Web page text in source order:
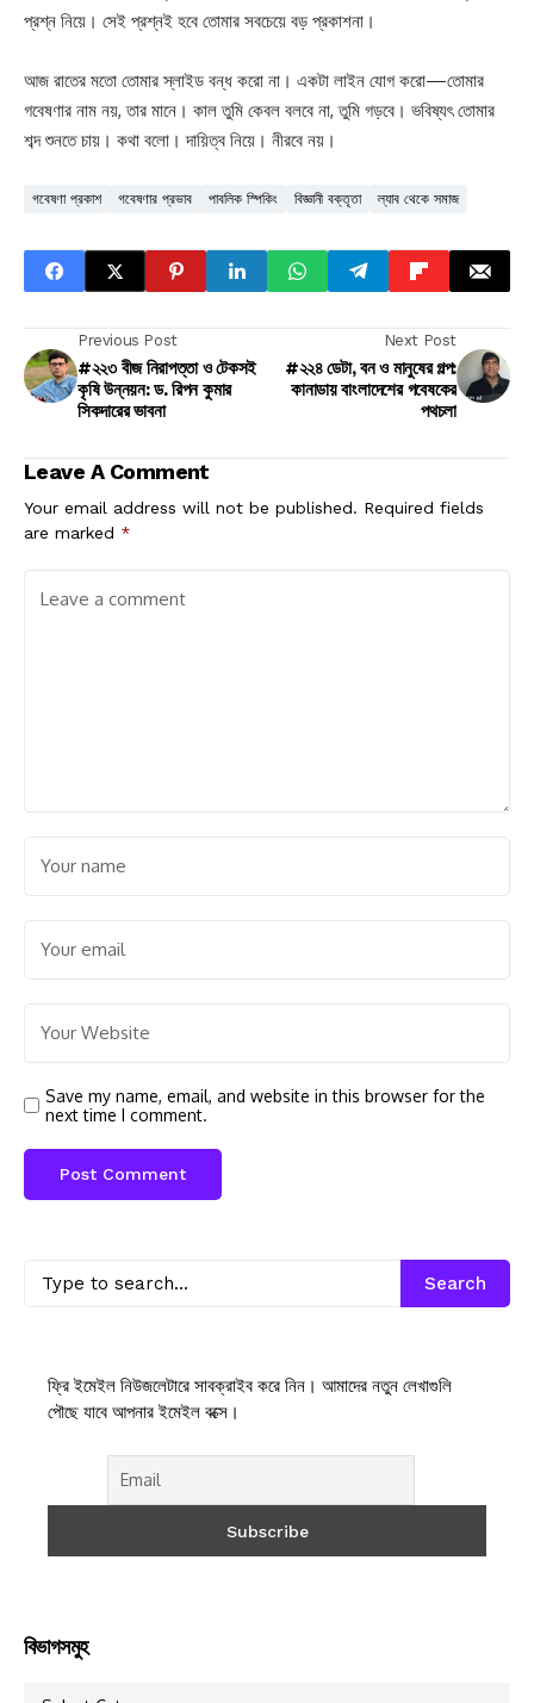
প্রশ্ন নিয়ে। সেই প্রশ্নই হবে তোমার সবচেয়ে বড় প্রকাশনা।
আজ রাতের মতো তোমার স্লাইড বন্ধ করো না। একটা লাইন যোগ করো—তোমার
গবেষণার নাম নয়, তার মানে। কাল তুমি কেবল বলবে না, তুমি গড়বে। ভবিষ্যৎ তোমার
শব্দ শুনতে চায়। কথা বলো। দায়িত্ব নিয়ে। নীরবে নয়।
গবেষণা প্রকাশ গবেষণার প্রভাব পাবলিক স্পিকিং বিজ্ঞানী বক্তৃতা ল্যাব থেকে সমাজ
Previous Post
#২২৩ বীজ নিরাপত্তা ও টেকসই
কৃষি উন্নয়ন: ড. রিপন কুমার
সিকদারের ভাবনা
Next Post
#২২৪ ডেটা, বন ও মানুষের গল্প:
কানাডায় বাংলাদেশের গবেষকের
পথচলা
Leave A Comment
Your email address will not be published. Required fields
are marked *
Save my name, email, and website in this browser for the
next time I comment.
Search
ফ্রি ইমেইল নিউজলেটারে সাবক্রাইব করে নিন। আমাদের নতুন লেখাগুলি
পৌছে যাবে আপনার ইমেইল বক্সে।
বিভাগসমুহ